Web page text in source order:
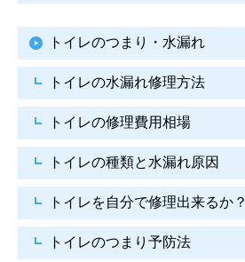
トイレのつまり・水漏れ
トイレの水漏れ修理方法
トイレの修理費用相場
トイレの種類と水漏れ原因
トイレを自分で修理出来るか？
トイレのつまり予防法